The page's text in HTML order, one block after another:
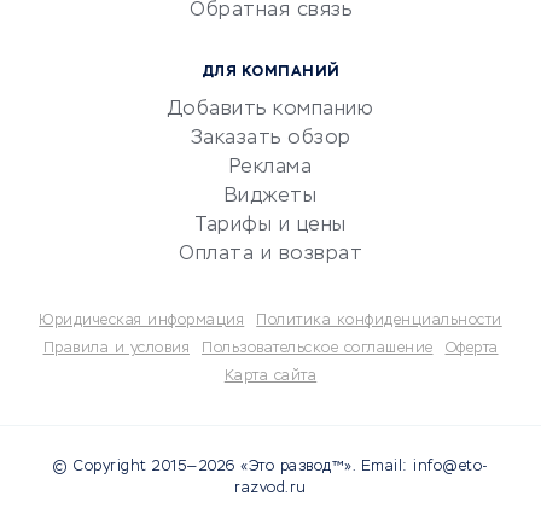
Юридические компании
Бухгалтерия онлайн
Потребительские кредиты
Обратная связь
ДЛЯ КОМПАНИЙ
Добавить компанию
Заказать обзор
Реклама
Виджеты
Тарифы и цены
Оплата и возврат
Юридическая информация
Политика конфиденциальности
Правила и условия
Пользовательское соглашение
Оферта
Карта сайта
© Copyright 2015—2026 «Это развод™». Email: info@eto-
razvod.ru